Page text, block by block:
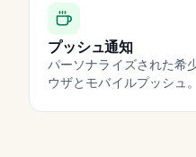
プッシュ通知
パーソナライズされた希
ウザとモバイルプッシュ。